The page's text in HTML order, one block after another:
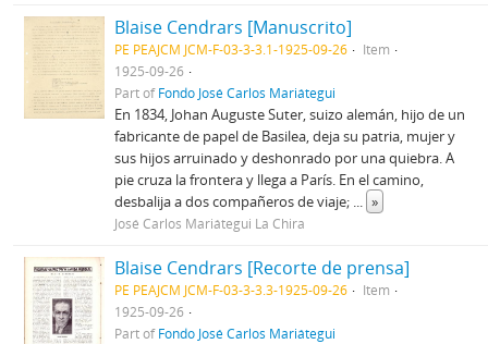
Blaise Cendrars [Manuscrito]
PE PEAJCM JCM-F-03-3-3.1-1925-09-26
Item
1925-09-26
Part ofFondo José Carlos Mariátegui
En 1834, Johan Auguste Suter, suizo alemán, hijo de un
fabricante de papel de Basilea, deja su patria, mujer y
sus hijos arruinado y deshonrado por una quiebra. A
pie cruza la frontera y llega a París. En el camino,
desbalija a dos compañeros de viaje; ... »
José Carlos Mariátegui La Chira
Blaise Cendrars [Recorte de prensa]
PE PEAJCM JCM-F-03-3-3.3-1925-09-26
Item
1925-09-26
Part ofFondo José Carlos Mariátegui